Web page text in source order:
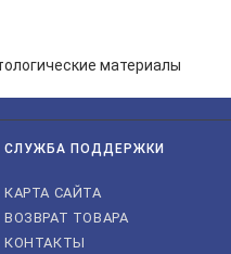
СЛУЖБА ПОДДЕРЖКИ
КАРТА САЙТА
ВОЗВРАТ ТОВАРА
КОНТАКТЫ